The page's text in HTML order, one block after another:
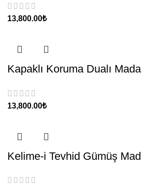
₺
Kapaklı Koruma Dualı
₺
Kelime-i Tevhid Gümüş